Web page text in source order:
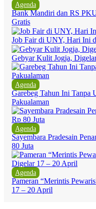
Agenda
Bank Mandiri dan RS
Gratis
Job Fair di UNY, Hari Ini
Gebyar Kulit Jogja,
Agenda
Garebeg Tahun Ini Tanpa
Pakualaman
Agenda
Sayembara Pradesain
80 Juta
Agenda
Pameran “Merintis
17 – 20 April